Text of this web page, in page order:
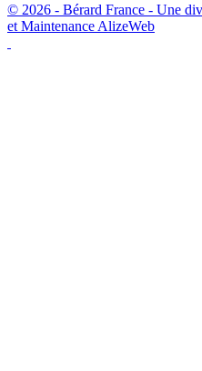
© 2026 - Bérard France - Une
et Maintenance AlizeWeb